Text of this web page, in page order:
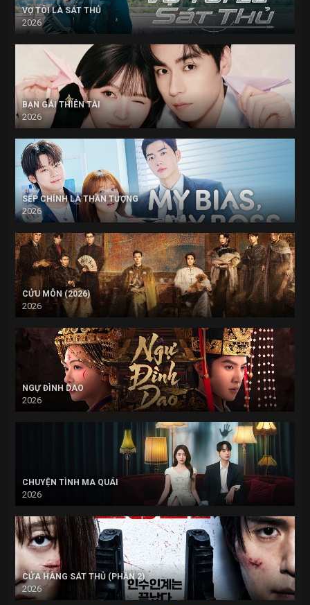
VỢ TÔI LÀ SÁT THỦ
2026
BẠN GÁI THIÊN TÀI
2026
SẾP CHÍNH LÀ THẦN TƯỢNG
2026
CỬU MÔN (2026)
2026
NGỰ ĐÌNH DAO
2026
CHUYỆN TÌNH MA QUÁI
2026
CỬA HÀNG SÁT THỦ (PHẦN 2)
2026